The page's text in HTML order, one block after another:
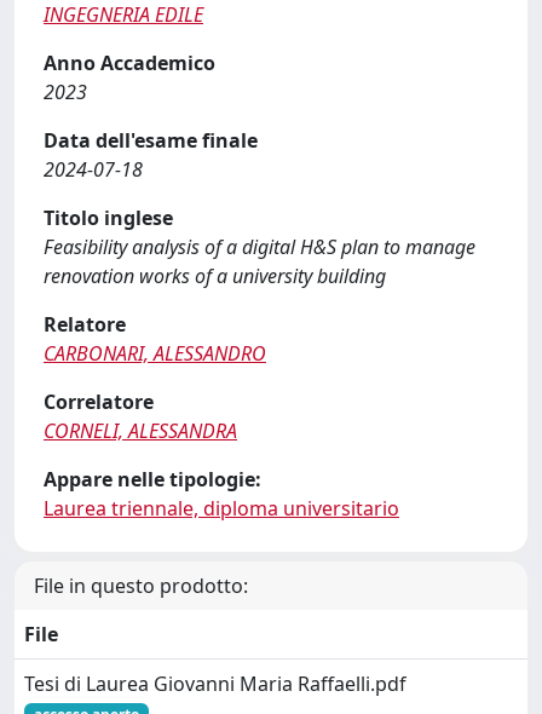
INGEGNERIA EDILE
Anno Accademico
2023
Data dell'esame finale
2024-07-18
Titolo inglese
Feasibility analysis of a digital H&S plan to manage
renovation works of a university building
Relatore
CARBONARI, ALESSANDRO
Correlatore
CORNELI, ALESSANDRA
Appare nelle tipologie:
Laurea triennale, diploma universitario
File in questo prodotto:
File
Tesi di Laurea Giovanni Maria Raffaelli.pdf